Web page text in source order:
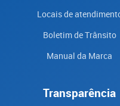
Locais de
Boletim de Trânsito
Manual da Marca
Transparência